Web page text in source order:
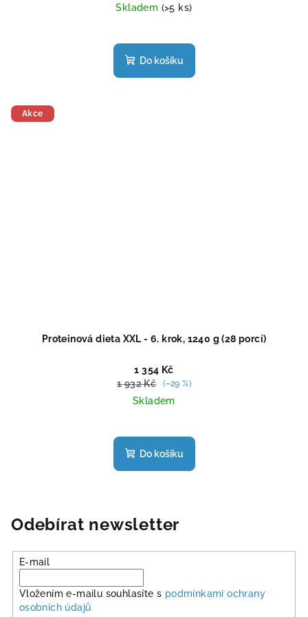
Skladem (>5 ks)
Do košíku
Akce
Proteinová dieta XXL - 6. krok, 1240 g (28 porcí)
1 354 Kč
1 932 Kč
(–29 %)
Skladem
hodnocení
produktu
hvězdiček.
Do košíku
Odebírat newsletter
E-mail
Vložením e-mailu souhlasíte s podmínkami ochrany
osobních údajů